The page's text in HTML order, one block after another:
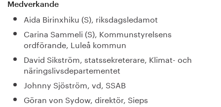
Medverkande
Aida Birinxhiku (S), riksdagsledamot
Carina Sammeli (S), Kommunstyrelsens
ordförande, Luleå kommun
David Sikström, statssekreterare, Klimat- och
näringslivsdepartementet
Johnny Sjöström, vd, SSAB
Göran von Sydow, direktör, Sieps